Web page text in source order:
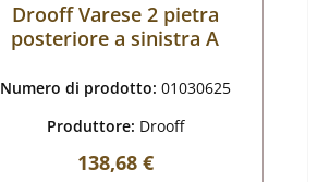
Drooff Varese 2 pietra
posteriore a sinistra A
Numero di prodotto: 01030625
Produttore: Drooff
Prezzo normale:
138,68 €